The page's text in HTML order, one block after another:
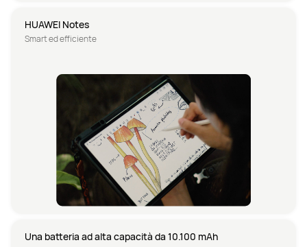
HUAWEI Notes
Smart ed efficiente
Una batteria ad alta capacità da 10.100 mAh